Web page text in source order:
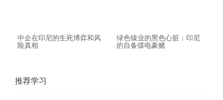
中企在印尼的生死博弈和风
险真相
绿色镍业的黑色心脏：印尼
的自备煤电豪赌
推荐学习